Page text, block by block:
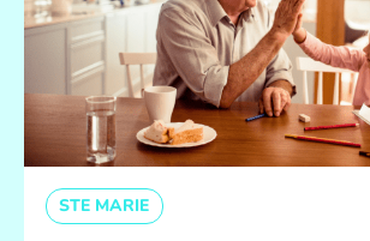
STE MARIE